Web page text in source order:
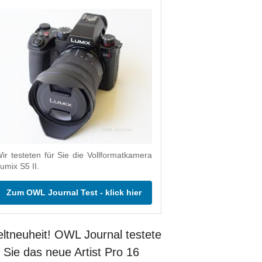
testeten für Sie die Vollformatkamera
S5 II.
Zum OWL Journal Test - klick hier
OWL Journal testete
Sie das neue Artist Pro 16